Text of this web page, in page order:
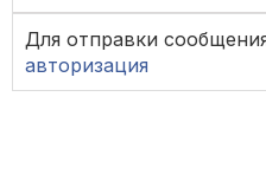
Для отправки
авторизация